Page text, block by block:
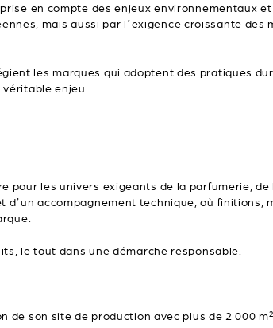
en compte des enjeux environnementaux
mais aussi par l’exigence croissante des
les marques qui adoptent des pratiques
enjeu.
pour les univers exigeants de la parfumerie,
d’un accompagnement technique, où
le tout dans une démarche responsable.
son site de production avec plus de 2 000